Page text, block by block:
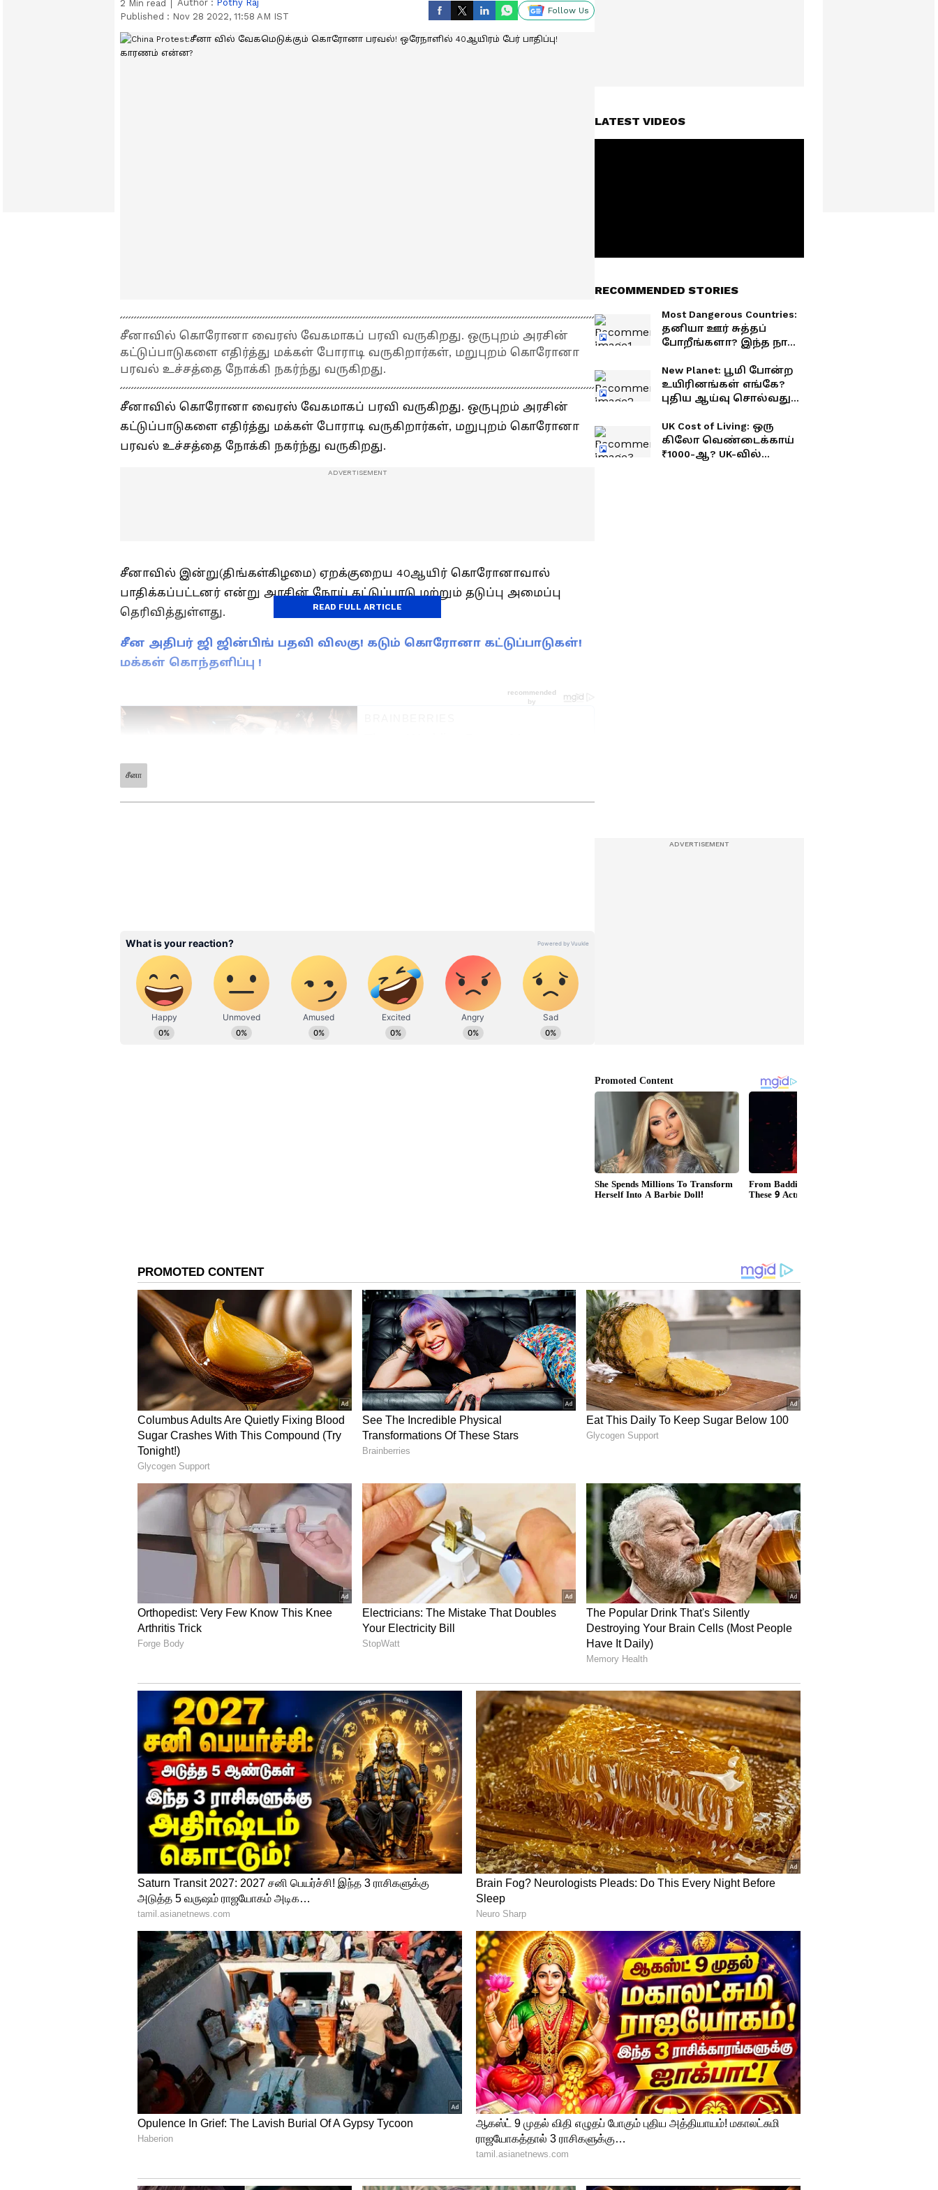
2 Min read Author : Pothy Raj
Published : Nov 28 2022, 11:58 AM IST
Follow Us
சீனாவில் கொரோனா வைரஸ் வேகமாகப் பரவி வருகிறது. ஒருபுறம் அரசின்
கட்டுப்பாடுகளை எதிர்த்து மக்கள் போராடி வருகிறார்கள், மறுபுறம் கொரோனா
பரவல் உச்சத்தை நோக்கி நகர்ந்து வருகிறது.
சீனாவில் கொரோனா வைரஸ் வேகமாகப் பரவி வருகிறது. ஒருபுறம் அரசின்
கட்டுப்பாடுகளை எதிர்த்து மக்கள் போராடி வருகிறார்கள், மறுபுறம் கொரோனா
பரவல் உச்சத்தை நோக்கி நகர்ந்து வருகிறது.
சீனாவில் இன்று(திங்கள்கிழமை) ஏறக்குறைய 40ஆயிர் கொரோனாவால்
பாதிக்கப்பட்டனர் என்று அரசின் நோய் கட்டுப்பாடு மற்றும் தடுப்பு அமைப்பு
தெரிவித்துள்ளது.
சீன அதிபர் ஜி ஜின்பிங் பதவி விலகு! கடும் கொரோனா கட்டுப்பாடுகள்!
மக்கள் கொந்தளிப்பு !
ஒரேநாளில் 39,452 பேர் கொரோனாவில் பதிக்ககப்பட்டனர், இதில், 36,304
பேருக்கு அறிகுறியில்லாத கொரோனா இருக்கிறது” எனத் தெரிவித்துள்ளது.
தலைநகர் பெய்ஜிங்கில் மட்டும் 4ஆயிரம் பேர் கொரோனாவ்ல பாதிக்கப்பட்டனர்.
இதற்கிடையே சீனாவில் கொரோனா பரவலைக் கட்டுப்படுத்தும் பொருட்டு அரசு
பல்வேறு கட்டுப்பாடுகளை விதித்துள்ளது. இந்தக் கட்டுப்பாடுகளுக்கு எதிராக
மக்கள் வெகுண்டு போராட்டம் நடத்தி வருகிறார்கள். தலைநகர் பெய்ஜிங்,
ஷாங்காய் நகரங்களில் ஆயிரக்கணக்கான மக்கள் திரண்டு அரசுக்கு எதிராகவும்,
அதிபர் ஜி ஜின்பிங்கிற்கு எதிராகவும் போராட்டம் நடத்தினர்.
வாலூடன் பிறந்த பெண் குழந்தை… மெக்சிக்கோவில் நிகழ்ந்த அபூர்வம்!!
ஜின்ஜியாங் மாகாணத்தில் உள்ள உருமி நகரில் அடுக்குமாடிக் குடியிருப்பில்ஏ
ற்பட்ட தீ விபத்தில் 10 பேர் உயிரழந்தனர். உருமி நகரில் கொரோனா கட்டுப்பாடு
நடவடிக்கைகளை அரசு செயல்படுத்தியதால், தீதடுப்புபடையினர் வரமுடியாமல்
உயிரிழப்பு ஏற்பட்டது.
இந்த தீவிபத்தில் உயிரிழந்தவர்களுக்கு அஞ்சலி செலுத்தும் வகையில் நேற்று
நூற்றுக்கணக்கானோர் கையில் மெழுகுவர்த்தி ஏந்தி அஞ்சலி செலுத்தினர்,
அப்போது அதிபர் ஜி ஜின்பிங் பதவி விலகக் கோரி கோஷமிட்டனர்
பெய்ஜிங் நகரில் உள்ள சிங்குவா பல்கலைக்கழகம், நான்ஜிங்கில் உள்ள
கம்யூனிகேஷன் யுனிவர்சிட்டியும் மாணவர்களும் போராடத்தில் குதித்துள்ளனர்.
இது தவிர குவாங்டாங், ஹெங்ஹு,ஹாசா ஆகிய நகரங்களிலும் கொரோனா
READ FULL ARTICLE
ABOUT THE AUTHOR
சீனா
LATEST VIDEOS
RECOMMENDED STORIES
Most Dangerous Countries:
தனியா ஊர் சுத்தப்
போறீங்களா? இந்த நாடு
லிஸ்ட் உள்ளே
New Planet: பூமி போன்ற
உயிரினங்கள் எங்கே?
புதிய ஆய்வு சொல்வது
UK Cost of Living: ஒரு
கிலோ வெண்டைக்காய்
₹1000-ஆ? UK-வில்